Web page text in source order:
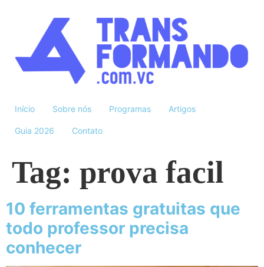
Início Sobre nós Programas Artigos
Guia 2026 Contato
Tag: prova facil
10 ferramentas gratuitas que
todo professor precisa
conhecer